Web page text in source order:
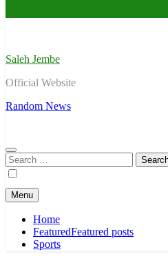
Saleh Jembe
Official Website
Random News
Search
for:
Menu
Home
FeaturedFeatured posts
Sports